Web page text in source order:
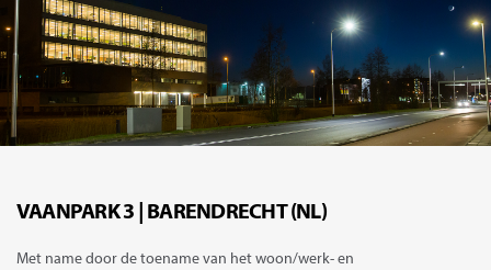
VAANPARK 3 | BARENDRECHT (NL)
Met name door de toename van het woon/werk- en